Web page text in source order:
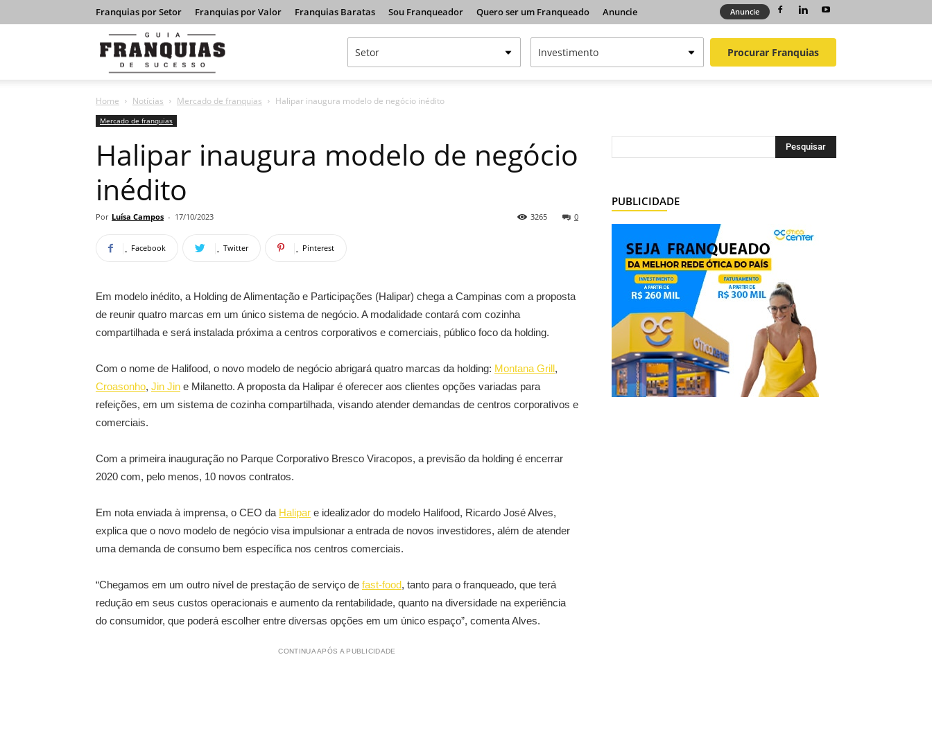
Franquias por Setor Franquias por Valor Franquias Baratas Sou Franqueador Quero ser um Franqueado Anuncie Anuncie
Franquias
de
Procurar Franquias
Home Notícias Mercado de franquias Halipar inaugura modelo de negócio inédito
Mercado de franquias
Halipar inaugura modelo de negócio
inédito
Por Luísa Campos - 17/10/2023 0
3265
Facebook Twitter Pinterest
Em modelo inédito, a Holding de Alimentação e Participações (Halipar) chega a Campinas com a proposta
de reunir quatro marcas em um único sistema de negócio. A modalidade contará com cozinha
compartilhada e será instalada próxima a centros corporativos e comerciais, público foco da holding.
Com o nome de Halifood, o novo modelo de negócio abrigará quatro marcas da holding: Montana Grill,
Croasonho, Jin Jin e Milanetto. A proposta da Halipar é oferecer aos clientes opções variadas para
refeições, em um sistema de cozinha compartilhada, visando atender demandas de centros corporativos e
comerciais.
Com a primeira inauguração no Parque Corporativo Bresco Viracopos, a previsão da holding é encerrar
2020 com, pelo menos, 10 novos contratos.
Em nota enviada à imprensa, o CEO da Halipar e idealizador do modelo Halifood, Ricardo José Alves,
explica que o novo modelo de negócio visa impulsionar a entrada de novos investidores, além de atender
uma demanda de consumo bem específica nos centros comerciais.
“Chegamos em um outro nível de prestação de serviço de fast-food, tanto para o franqueado, que terá
redução em seus custos operacionais e aumento da rentabilidade, quanto na diversidade na experiência
do consumidor, que poderá escolher entre diversas opções em um único espaço”, comenta Alves.
CONTINUA APÓS A PUBLICIDADE
PUBLICIDADE